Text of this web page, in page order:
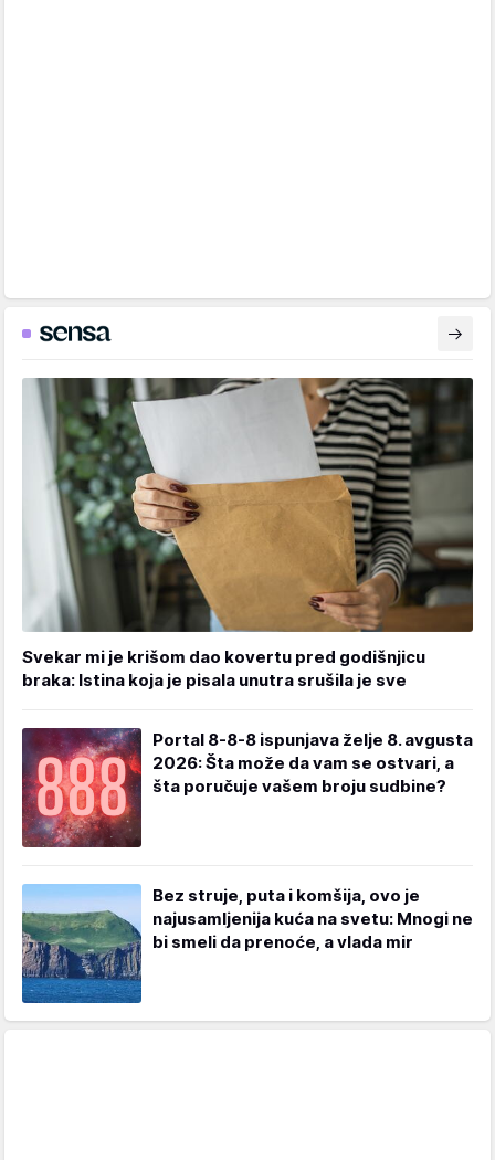
Svekar mi je krišom dao kovertu pred godišnjicu
braka: Istina koja je pisala unutra srušila je sve
Portal 8-8-8 ispunjava želje 8. avgusta
2026: Šta može da vam se ostvari, a
šta poručuje vašem broju sudbine?
Bez struje, puta i komšija, ovo je
najusamljenija kuća na svetu: Mnogi ne
bi smeli da prenoće, a vlada mir